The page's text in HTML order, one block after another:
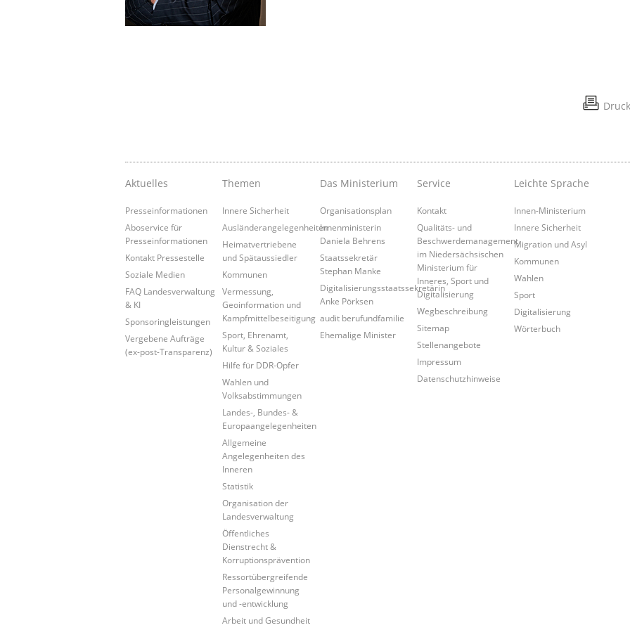
Aktuelles
Presseinformationen
Aboservice für
Presseinformationen
Kontakt Pressestelle
Soziale Medien
FAQ Landesverwaltung
& KI
Sponsoringleistungen
Vergebene Aufträge
(ex-post-Transparenz)
Themen
Innere Sicherheit
Ausländerangelegenheiten
Heimatvertriebene
und Spätaussiedler
Kommunen
Vermessung,
Geoinformation und
Kampfmittelbeseitigung
Sport, Ehrenamt,
Kultur & Soziales
Hilfe für DDR-Opfer
Wahlen und
Volksabstimmungen
Landes-, Bundes- &
Europaangelegenheiten
Allgemeine
Angelegenheiten des
Inneren
Statistik
Organisation der
Landesverwaltung
Öffentliches
Dienstrecht &
Korruptionsprävention
Ressortübergreifende
Personalgewinnung
und -entwicklung
Arbeit und Gesundheit
Das Ministerium
Organisationsplan
Innenministerin
Daniela Behrens
Staatssekretär
Stephan Manke
Digitalisierungsstaatssekretärin
Anke Pörksen
audit berufundfamilie
Ehemalige Minister
Service
Kontakt
Qualitäts- und
Beschwerdemanagement
im Niedersächsischen
Ministerium für
Inneres, Sport und
Digitalisierung
Wegbeschreibung
Sitemap
Stellenangebote
Impressum
Datenschutzhinweise
Leichte Sprache
Innen-Ministerium
Innere Sicherheit
Migration und Asyl
Kommunen
Wahlen
Sport
Digitalisierung
Wörterbuch